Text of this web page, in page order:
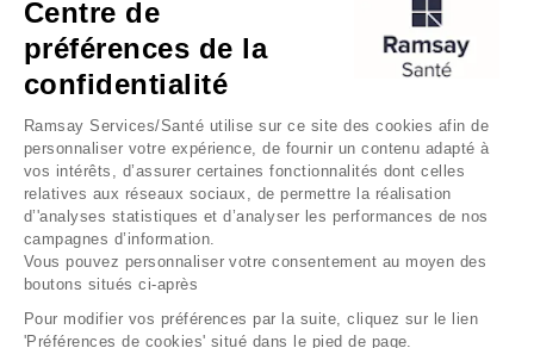
1 … 3 … 4 7 …
Centre de
préférences de la
confidentialité
Ramsay Services/Santé utilise sur ce site des cookies afin de
personnaliser votre expérience, de fournir un contenu adapté à
vos intérêts, d’assurer certaines fonctionnalités dont celles
relatives aux réseaux sociaux, de permettre la réalisation
d’'analyses statistiques et d’analyser les performances de nos
campagnes d’information.
Vous pouvez personnaliser votre consentement au moyen des
boutons situés ci-après
Pour modifier vos préférences par la suite, cliquez sur le lien
'Préférences de cookies' situé dans le pied de page.